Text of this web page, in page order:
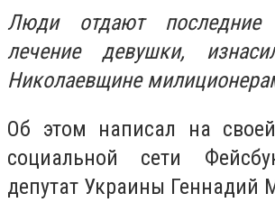
Люди отдают последние
лечение девушки,
Николаевщине
Об этом написал на
социальной сети
депутат Украины Геннадий